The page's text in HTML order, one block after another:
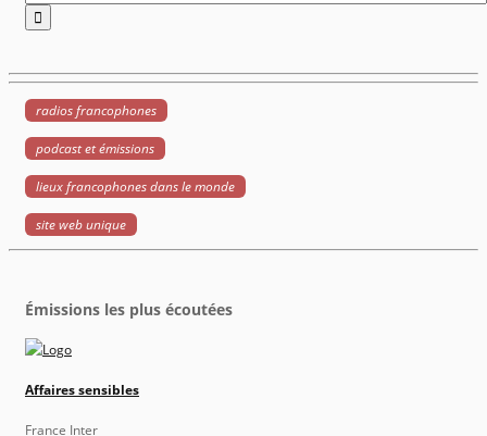
radios francophones
podcast et émissions
lieux francophones dans le monde
site web unique
Émissions les plus écoutées
Affaires sensibles
France Inter